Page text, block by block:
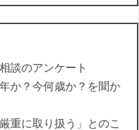
談のアンケート
か？今何歳か？を聞か
重に取り扱う」とのこ